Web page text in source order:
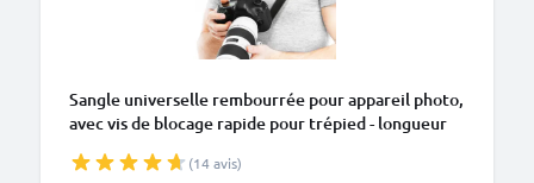
Sangle universelle rembourrée pour appareil photo,
avec vis de blocage rapide pour trépied - longueur
noir
(14 avis)